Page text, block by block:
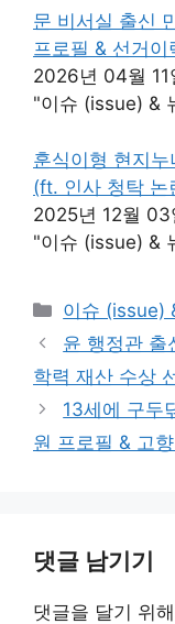
문 비서실 출신
프로필 & 선거
2026년 04월 11
"이슈 (issue) &
훈식이형 현지
(ft. 인사 청탁 논
2025년 12월 03
"이슈 (issue) &
카
테
리
이슈 (issue)
윤 행정관 출
학력 재산 수상
13세에 구두
원 프로필 & 고
댓글 남기기
댓글을 달기 위